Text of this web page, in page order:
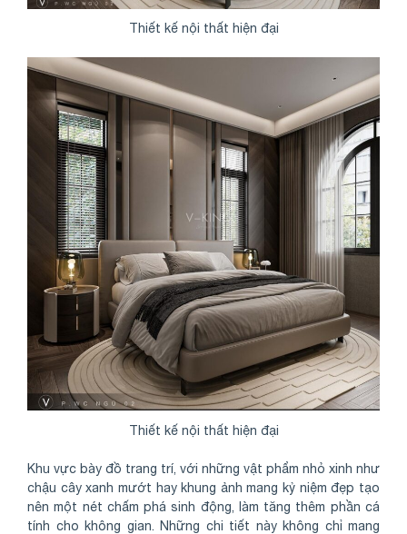
Thiết kế nội thất hiện đại
Thiết kế nội thất hiện đại
Khu vực bày đồ trang trí, với những vật phẩm nhỏ xinh như
chậu cây xanh mướt hay khung ảnh mang kỷ niệm đẹp tạo
nên một nét chấm phá sinh động, làm tăng thêm phần cá
tính cho không gian. Những chi tiết này không chỉ mang